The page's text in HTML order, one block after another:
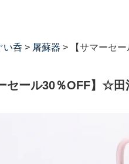
い呑 > 屠蘇器 > 【サマーセ
セール30％OFF】☆